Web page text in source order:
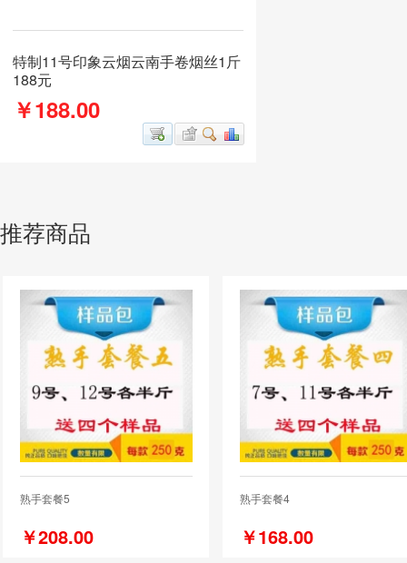
特制11号印象云烟云南手卷烟丝1斤
188元
￥188.00
推荐商品
熟手套餐5
￥208.00
熟手套餐4
￥168.00